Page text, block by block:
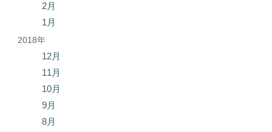
2月
1月
2018年
12月
11月
10月
9月
8月